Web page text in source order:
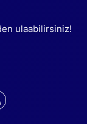
ulaabilirsiniz!